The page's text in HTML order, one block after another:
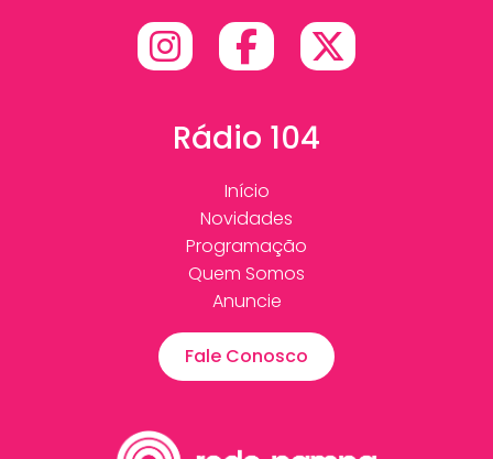
Rádio 104
Início
Novidades
Programação
Quem Somos
Anuncie
Fale Conosco